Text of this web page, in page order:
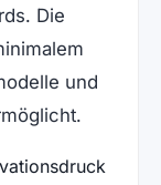
Die
und